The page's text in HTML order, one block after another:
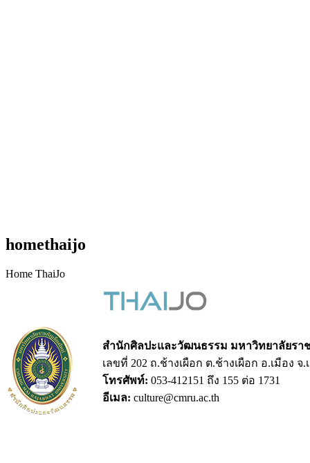
homethaijo
Home ThaiJo
สำนักศิลปะและวัฒนธรรม มหาวิทยาลัยรา
เลขที่ 202 ถ.ช้างเผือก ต.ช้างเผือก อ.เมือง จ.
โทรศัพท์: 053-412151 ถึง 155 ต่อ 1731
อีเมล: culture@cmru.ac.th